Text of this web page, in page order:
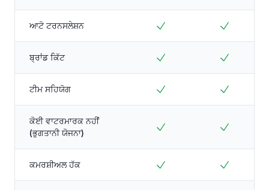
ਆਟੋ ਟਰਨਸਲੇਸ਼ਨ
ਬ੍ਰਾਂਡ ਕਿੱਟ
ਟੀਮ ਸਹਿਯੋਗ
ਕੋਈ ਵਾਟਰਮਾਰਕ ਨਹੀਂ
(ਭੁਗਤਾਨੀ ਯੋਜਨਾ)
ਕਮਰਸ਼ੀਅਲ ਹੱਕ